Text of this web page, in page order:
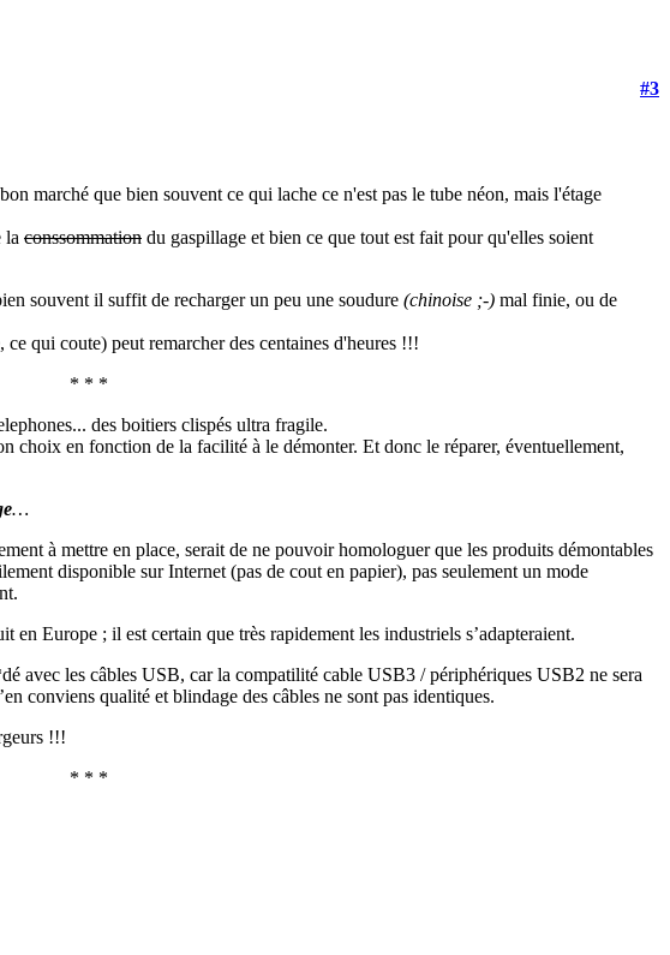
#3
marché que bien souvent ce qui lache ce n'est pas le tube néon, mais l'étage
la conssommation du gaspillage et bien ce que tout est fait pour qu'elles soient
souvent il suffit de recharger un peu une soudure (chinoise ;-) mal finie, ou de
qui coute) peut remarcher des centaines d'heures !!!
* * *
des boitiers clispés ultra fragile.
choix en fonction de la facilité à le démonter. Et donc le réparer, éventuellement,
…
à mettre en place, serait de ne pouvoir homologuer que les produits démontables
disponible sur Internet (pas de cout en papier), pas seulement un mode
Europe ; il est certain que très rapidement les industriels s’adapteraient.
avec les câbles USB, car la compatilité cable USB3 / périphériques USB2 ne sera
conviens qualité et blindage des câbles ne sont pas identiques.
!!!
* * *